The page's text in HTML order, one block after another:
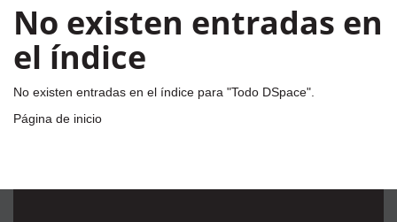
No existen entradas en
el índice
No existen entradas en el índice para "Todo DSpace".
Página de inicio